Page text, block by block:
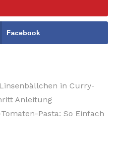
Facebook
in Curry-
Anleitung
Pasta: So Einfach